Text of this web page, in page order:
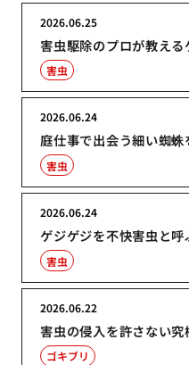
害虫駆除のプロが教え
2026.06.25
害虫
庭仕事で出会う細い蜘
2026.06.24
害虫
ゲジゲジを不快害虫と
2026.06.24
害虫
害虫の侵入を許さない
2026.06.22
ゴキブリ